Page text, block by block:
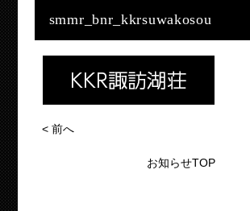
smmr_bnr_kkrsuwakosou
<前へ
お知らせTOP